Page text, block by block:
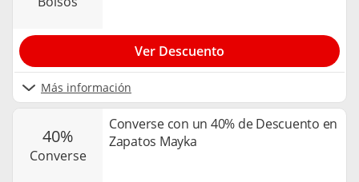
Más información
Ver Descuento
40%
converse
Converse con un 40% de Descuento en
Zapatos Mayka